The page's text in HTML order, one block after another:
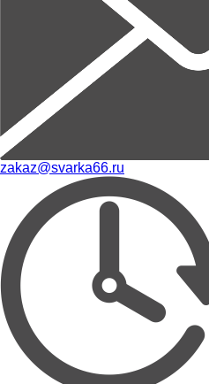
zakaz@svarka66.ru